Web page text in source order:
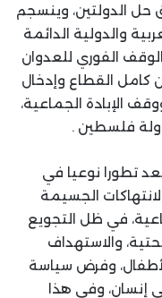
الدولتين، وينسجم
والدولية الدائمة
الفوري للعدوان
كامل القطاع وإدخال
الإبادة الجماعية،
فلسطين .
تطورا نوعيا في
الجسيمة
في ظل التجويع
والاستهداف
وفرض سياسة
إنسان، وفي هذا